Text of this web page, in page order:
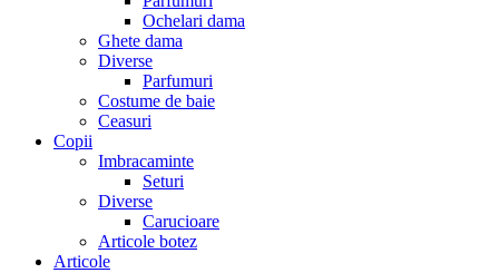
Ochelari dama
Ghete dama
Diverse
Parfumuri
Costume de baie
Ceasuri
Copii
Imbracaminte
Seturi
Diverse
Carucioare
Articole botez
Articole